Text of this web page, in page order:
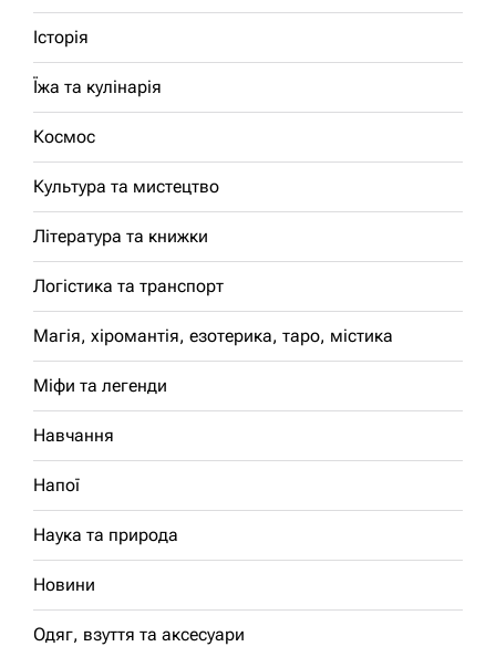
Історія
Їжа та кулінарія
Космос
Культура та мистецтво
Література та книжки
Логістика та транспорт
Магія, хіромантія, езотерика, таро, містика
Міфи та легенди
Навчання
Напої
Наука та природа
Новини
Одяг, взуття та аксесуари